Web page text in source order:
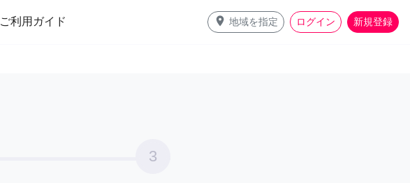
ご利用ガイド place 地域を指定 ログイン 新規登録
料理
3